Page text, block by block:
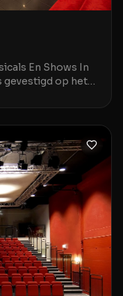
En Shows In
gevestigd op het